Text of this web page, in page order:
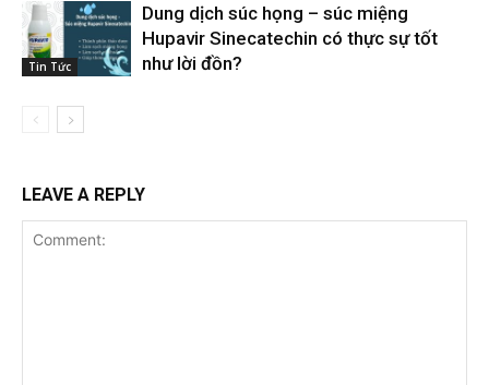
Tin Tức
Dung dịch súc họng – súc miệng
Hupavir Sinecatechin có thực sự tốt
như lời đồn?
LEAVE A REPLY